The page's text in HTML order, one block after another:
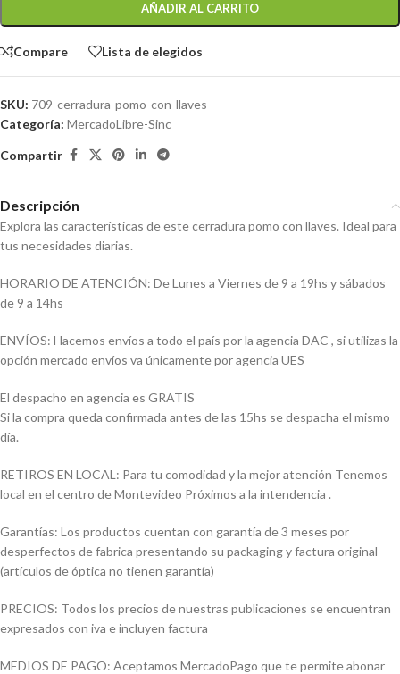
AÑADIR AL CARRITO
Compare Lista de elegidos
SKU: 709-cerradura-pomo-con-llaves
Categoría: MercadoLibre-Sinc
Compartir
Descripción
Explora las características de este cerradura pomo con llaves. Ideal para
tus necesidades diarias.
HORARIO DE ATENCIÓN: De Lunes a Viernes de 9 a 19hs y sábados
de 9 a 14hs
ENVÍOS: Hacemos envíos a todo el país por la agencia DAC , si utilizas la
opción mercado envíos va únicamente por agencia UES
El despacho en agencia es GRATIS
Si la compra queda confirmada antes de las 15hs se despacha el mismo
día.
RETIROS EN LOCAL: Para tu comodidad y la mejor atención Tenemos
local en el centro de Montevideo Próximos a la intendencia .
Garantías: Los productos cuentan con garantía de 3 meses por
desperfectos de fabrica presentando su packaging y factura original
(artículos de óptica no tienen garantía)
PRECIOS: Todos los precios de nuestras publicaciones se encuentran
expresados con iva e incluyen factura
MEDIOS DE PAGO: Aceptamos MercadoPago que te permite abonar